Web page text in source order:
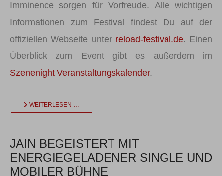
Imminence sorgen für Vorfreude. Alle wichtigen
Informationen zum Festival findest Du auf der
offiziellen Webseite unter reload-festival.de. Einen
Überblick zum Event gibt es außerdem im
Szenenight Veranstaltungskalender.
WEITERLESEN …
JAIN BEGEISTERT MIT
ENERGIEGELADENER SINGLE UND
MOBILER BÜHNE